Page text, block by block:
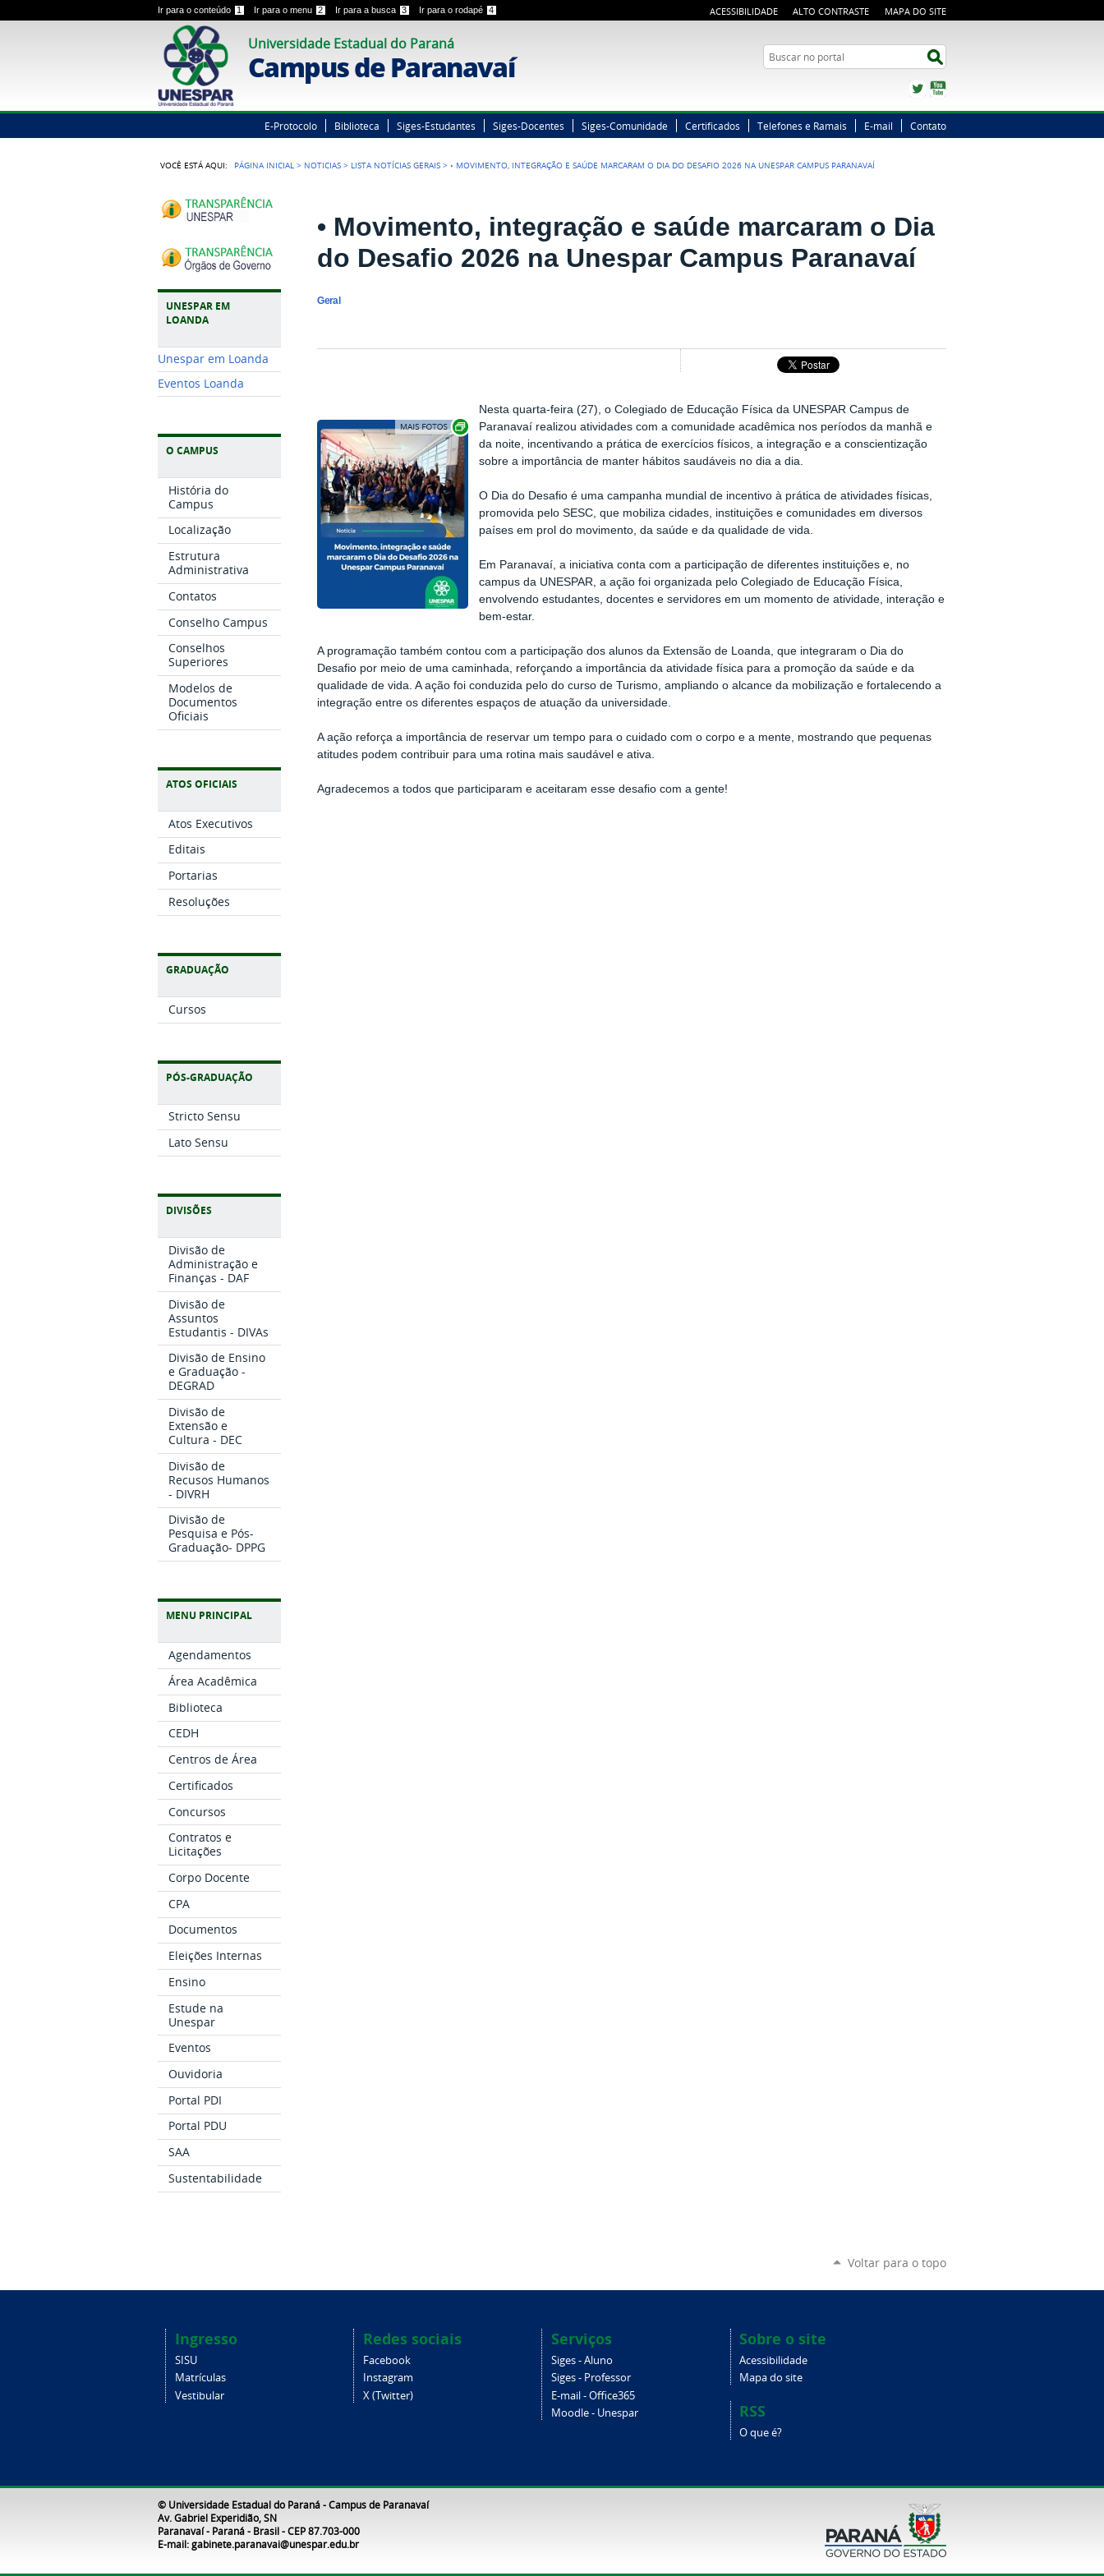
Ir para o conteúdo 1 Ir para o menu 2 Ir para a busca 3 Ir para o rodapé 4 ACESSIBILIDADE ALTO CONTRASTE MAPA DO SITE
Universidade Estadual do Paraná
Campus de Paranavaí Busca
Twitter
E-Protocolo Biblioteca Siges-Estudantes Siges-Docentes Siges-Comunidade Certificados Telefones e Ramais E-mail Contato
VOCÊ ESTÁ AQUI: PÁGINA INICIAL > NOTICIAS > LISTA NOTÍCIAS GERAIS > • MOVIMENTO, INTEGRAÇÃO E SAÚDE MARCARAM O DIA DO DESAFIO 2026 NA UNESPAR CAMPUS PARANAVAÍ
UNESPAR EM
LOANDA
Unespar em Loanda
Eventos Loanda
O CAMPUS
História do
Campus
Localização
Estrutura
Administrativa
Contatos
Conselho Campus
Conselhos
Superiores
Modelos de
Documentos
Oficiais
ATOS OFICIAIS
Atos Executivos
Editais
Portarias
Resoluções
GRADUAÇÃO
Cursos
PÓS-GRADUAÇÃO
Stricto Sensu
Lato Sensu
DIVISÕES
Divisão de
Administração e
Finanças - DAF
Divisão de
Assuntos
Estudantis - DIVAs
Divisão de Ensino
e Graduação -
DEGRAD
Divisão de
Extensão e
Cultura - DEC
Divisão de
Recusos Humanos
- DIVRH
Divisão de
Pesquisa e Pós-
Graduação- DPPG
MENU PRINCIPAL
Agendamentos
Área Acadêmica
Biblioteca
CEDH
Centros de Área
Certificados
Concursos
Contratos e
Licitações
Corpo Docente
CPA
Documentos
Eleições Internas
Ensino
Estude na
Unespar
Eventos
Ouvidoria
Portal PDI
Portal PDU
SAA
Sustentabilidade
• Movimento, integração e saúde marcaram o Dia
do Desafio 2026 na Unespar Campus Paranavaí
Geral
Exibir carrossel de imagens
Nesta quarta-feira (27), o Colegiado de Educação Física da UNESPAR Campus de
Paranavaí realizou atividades com a comunidade acadêmica nos períodos da manhã e
da noite, incentivando a prática de exercícios físicos, a integração e a conscientização
sobre a importância de manter hábitos saudáveis no dia a dia.
O Dia do Desafio é uma campanha mundial de incentivo à prática de atividades físicas,
promovida pelo SESC, que mobiliza cidades, instituições e comunidades em diversos
países em prol do movimento, da saúde e da qualidade de vida.
Em Paranavaí, a iniciativa conta com a participação de diferentes instituições e, no
campus da UNESPAR, a ação foi organizada pelo Colegiado de Educação Física,
envolvendo estudantes, docentes e servidores em um momento de atividade, interação e
bem-estar.
A programação também contou com a participação dos alunos da Extensão de Loanda, que integraram o Dia do
Desafio por meio de uma caminhada, reforçando a importância da atividade física para a promoção da saúde e da
qualidade de vida. A ação foi conduzida pelo do curso de Turismo, ampliando o alcance da mobilização e fortalecendo a
integração entre os diferentes espaços de atuação da universidade.
A ação reforça a importância de reservar um tempo para o cuidado com o corpo e a mente, mostrando que pequenas
atitudes podem contribuir para uma rotina mais saudável e ativa.
Agradecemos a todos que participaram e aceitaram esse desafio com a gente!
Voltar para o topo
Ingresso
SISU
Matrículas
Vestibular
Redes sociais
Facebook
Instagram
X (Twitter)
Serviços
Siges - Aluno
Siges - Professor
E-mail - Office365
Moodle - Unespar
Sobre o site
Acessibilidade
Mapa do site
RSS
O que é?
© Universidade Estadual do Paraná - Campus de Paranavaí
Av. Gabriel Experidião, SN
Paranavaí - Paraná - Brasil - CEP 87.703-000
E-mail: gabinete.paranavai@unespar.edu.br